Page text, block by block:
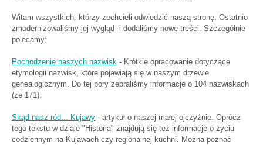
Witam wszystkich, którzy zechcieli odwiedzić naszą stronę. Ostatnio
zmodernizowaliśmy jej wygląd i dodaliśmy nowe treści. Szczególnie
polecamy:
Pochodzenie naszych nazwisk - Krótkie opracowanie dotyczące
etymologii nazwisk, które pojawiają się w naszym drzewie
genealogicznym. Do tej pory zebraliśmy informacje o 104 nazwiskach
(ze 171).
Skąd nasz ród... Kujawy - artykuł o naszej małej ojczyźnie. Oprócz
tego tekstu w dziale "Historia" znajdują się też informacje o życiu
codziennym na Kujawach czy regionalnej kuchni. Można poznać